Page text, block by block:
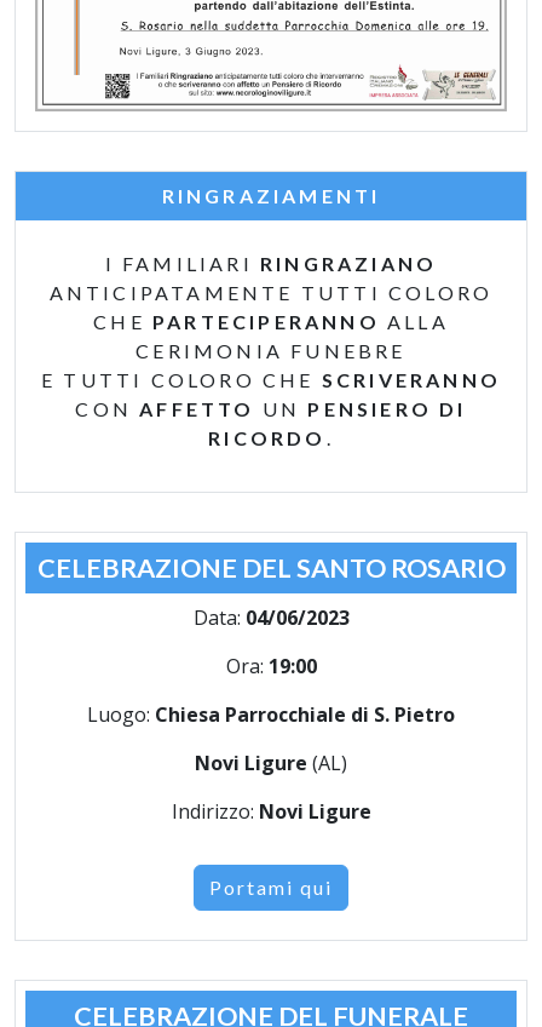
RINGRAZIAMENTI
I FAMILIARI RINGRAZIANO
ANTICIPATAMENTE TUTTI COLORO
CHE PARTECIPERANNO ALLA
CERIMONIA FUNEBRE
E TUTTI COLORO CHE SCRIVERANNO
CONAFFETTO UN PENSIERO DI
RICORDO .
CELEBRAZIONE DEL SANTO ROSARIO
Data: 04/06/2023
Ora: 19:00
Luogo: Chiesa Parrocchiale di S. Pietro
Novi Ligure (AL)
Indirizzo: Novi Ligure
Portami qui
CELEBRAZIONE DEL FUNERALE